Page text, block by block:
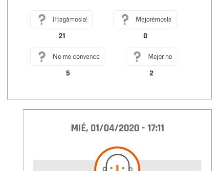
¡Hagámosla!
21
Mejorémosla
0
No me convence
5
Mejor no
2
MIÉ, 01/04/2020 - 17:11